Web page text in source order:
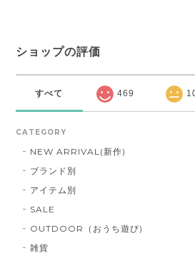
ショップの評価
すべて 469
CATEGORY
NEW ARRIVAL(新作)
ブランド別
アイテム別
SALE
OUTDOOR（おうち遊び)
雑貨